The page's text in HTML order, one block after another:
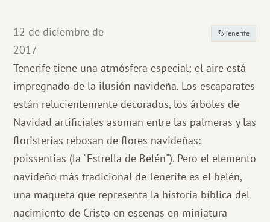
12 de diciembre de
2017
Tenerife
Tenerife tiene una atmósfera especial; el aire está
impregnado de la ilusión navideña. Los escaparates
están relucientemente decorados, los árboles de
Navidad artificiales asoman entre las palmeras y las
floristerías rebosan de flores navideñas:
poissentias (la "Estrella de Belén"). Pero el elemento
navideño más tradicional de Tenerife es el belén,
una maqueta que representa la historia bíblica del
nacimiento de Cristo en escenas en miniatura